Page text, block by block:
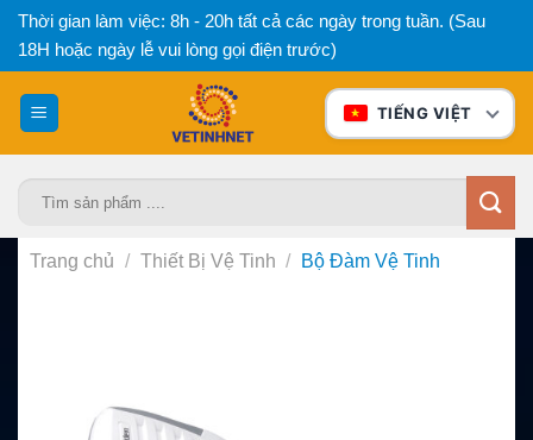
Bỏ
qua
nội
dung
Thời gian làm việc: 8h - 20h tất cả các ngày trong tuần. (Sau
18H hoặc ngày lễ vui lòng gọi điện trước)
TIẾNG VIỆT
Trang chủ / Thiết Bị Vệ Tinh / Bộ Đàm Vệ Tinh